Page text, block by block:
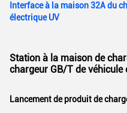
Interface à la maison 32A du
électrique UV
Station à la maison de
chargeur GB/T de véhicule
Lancement de produit de